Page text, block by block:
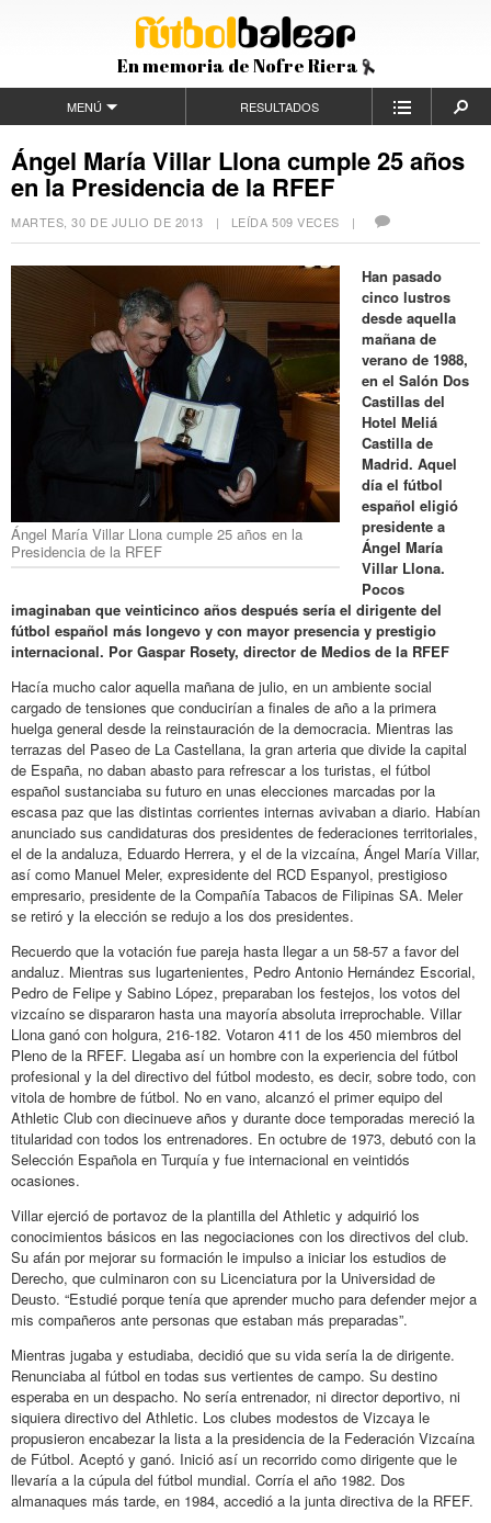
En memoria de Nofre Riera
MENÚ RESULTADOS
Ángel María Villar Llona cumple 25 años
en la Presidencia de la RFEF
MARTES, 30 DE JULIO DE 2013 | LEÍDA 509 VECES |
Ángel María Villar Llona cumple 25 años en la
Presidencia de la RFEF
Han pasado
cinco lustros
desde aquella
mañana de
verano de 1988,
en el Salón Dos
Castillas del
Hotel Meliá
Castilla de
Madrid. Aquel
día el fútbol
español eligió
presidente a
Ángel María
Villar Llona.
Pocos
imaginaban que veinticinco años después sería el dirigente del
fútbol español más longevo y con mayor presencia y prestigio
internacional. Por Gaspar Rosety, director de Medios de la RFEF
Hacía mucho calor aquella mañana de julio, en un ambiente social
cargado de tensiones que conducirían a finales de año a la primera
huelga general desde la reinstauración de la democracia. Mientras las
terrazas del Paseo de La Castellana, la gran arteria que divide la capital
de España, no daban abasto para refrescar a los turistas, el fútbol
español sustanciaba su futuro en unas elecciones marcadas por la
escasa paz que las distintas corrientes internas avivaban a diario. Habían
anunciado sus candidaturas dos presidentes de federaciones territoriales,
el de la andaluza, Eduardo Herrera, y el de la vizcaína, Ángel María Villar,
así como Manuel Meler, expresidente del RCD Espanyol, prestigioso
empresario, presidente de la Compañía Tabacos de Filipinas SA. Meler
se retiró y la elección se redujo a los dos presidentes.
Recuerdo que la votación fue pareja hasta llegar a un 58-57 a favor del
andaluz. Mientras sus lugartenientes, Pedro Antonio Hernández Escorial,
Pedro de Felipe y Sabino López, preparaban los festejos, los votos del
vizcaíno se dispararon hasta una mayoría absoluta irreprochable. Villar
Llona ganó con holgura, 216-182. Votaron 411 de los 450 miembros del
Pleno de la RFEF. Llegaba así un hombre con la experiencia del fútbol
profesional y la del directivo del fútbol modesto, es decir, sobre todo, con
vitola de hombre de fútbol. No en vano, alcanzó el primer equipo del
Athletic Club con diecinueve años y durante doce temporadas mereció la
titularidad con todos los entrenadores. En octubre de 1973, debutó con la
Selección Española en Turquía y fue internacional en veintidós
ocasiones.
Villar ejerció de portavoz de la plantilla del Athletic y adquirió los
conocimientos básicos en las negociaciones con los directivos del club.
Su afán por mejorar su formación le impulso a iniciar los estudios de
Derecho, que culminaron con su Licenciatura por la Universidad de
Deusto. “Estudié porque tenía que aprender mucho para defender mejor a
mis compañeros ante personas que estaban más preparadas”.
Mientras jugaba y estudiaba, decidió que su vida sería la de dirigente.
Renunciaba al fútbol en todas sus vertientes de campo. Su destino
esperaba en un despacho. No sería entrenador, ni director deportivo, ni
siquiera directivo del Athletic. Los clubes modestos de Vizcaya le
propusieron encabezar la lista a la presidencia de la Federación Vizcaína
de Fútbol. Aceptó y ganó. Inició así un recorrido como dirigente que le
llevaría a la cúpula del fútbol mundial. Corría el año 1982. Dos
almanaques más tarde, en 1984, accedió a la junta directiva de la RFEF.